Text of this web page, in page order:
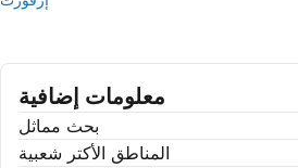
معلومات إضافية
بحث مماثل
المناطق الأكتر شعبية